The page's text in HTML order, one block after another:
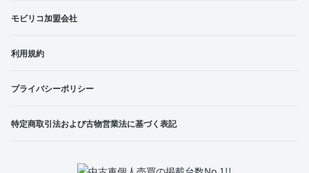
モビリコ加盟会社
利用規約
プライバシーポリシー
特定商取引法および古物営業法に基づく表記